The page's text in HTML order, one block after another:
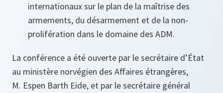
internationaux sur le plan de la maîtrise des
armements, du désarmement et de la non-
prolifération dans le domaine des ADM.
La conférence a été ouverte par le secrétaire d’État
au ministère norvégien des Affaires étrangères,
M. Espen Barth Eide, et par le secrétaire général